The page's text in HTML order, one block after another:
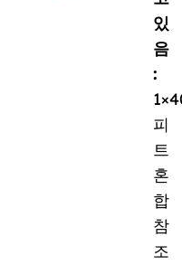
있
음
:
피
트
혼
합
참
조